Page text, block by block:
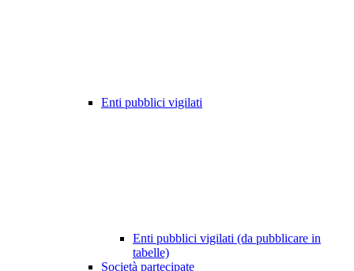
Enti pubblici vigilati
Enti pubblici vigilati (da pubblicare in
tabelle)
Società partecipate